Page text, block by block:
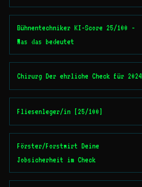
Bühnentechniker KI-Score 25/100 -
Was das bedeutet
Chirurg Der ehrliche Check für 2024
Fliesenleger/in [25/100]
Förster/Forstwirt Deine
Jobsicherheit im Check